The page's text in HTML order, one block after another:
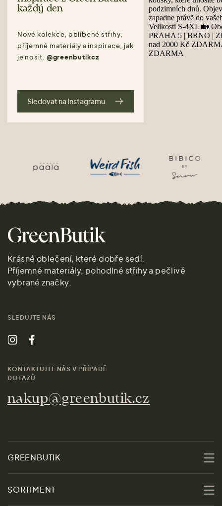
každý den
Nové kolekce, oblíbené střihy,
příjemné materiály a inspirace, jak
je nosit. @greenbutikcz
Sledovat na Instagramu
Krásné oblečení, které dobře sedí.
Příjemné materiály, pohodlné střihy a pečlivě
vybrané značky.
SLEDUJTE NÁS
KONTAKTUJTE NÁS V PŘÍPADĚ
DOTAZŮ
nakup@greenbutik.cz
GREENBUTIK
SORTIMENT